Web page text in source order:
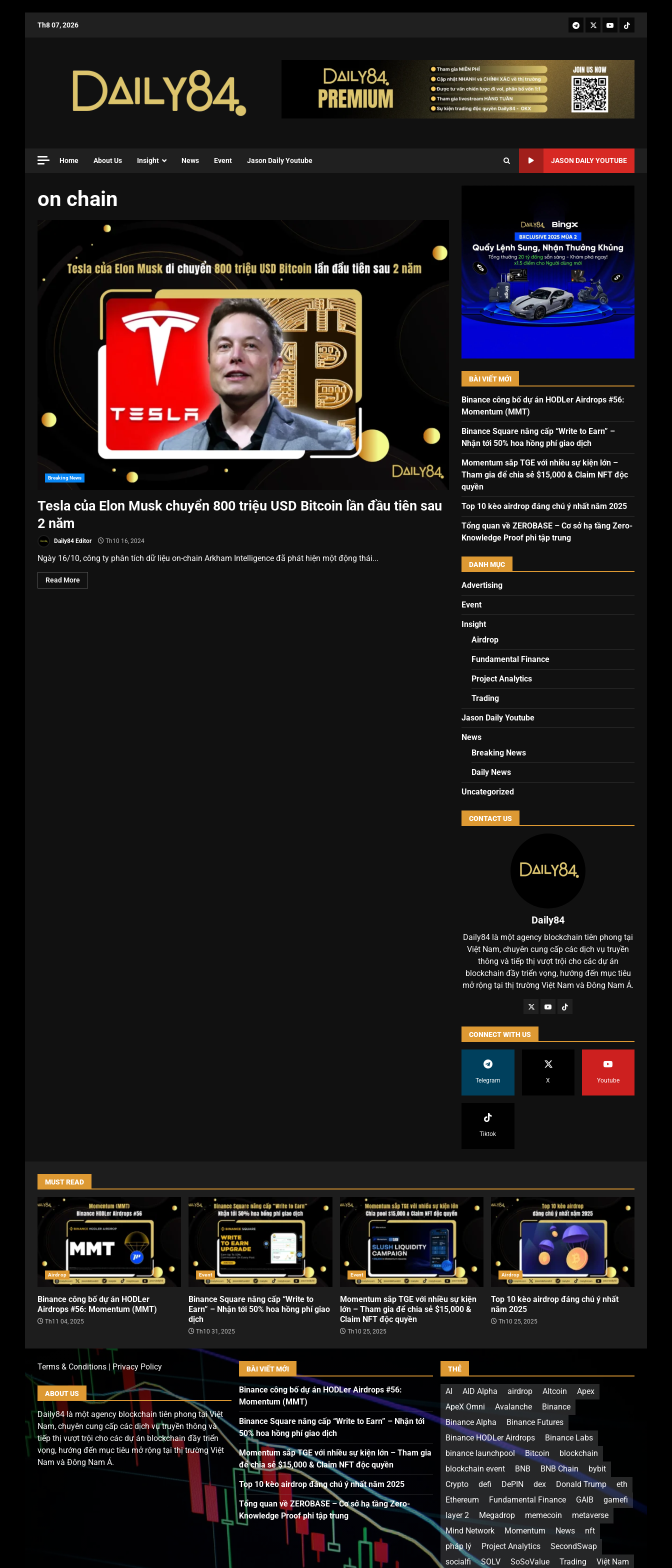
Th8 07, 2026
Home About Us Insight News Event Jason Daily Youtube JASON DAILY YOUTUBE
on chain
Breaking News
Tesla của Elon Musk chuyển 800 triệu USD Bitcoin lần đầu tiên sau
2 năm
Daily84 Editor Th10 16, 2024
Ngày 16/10, công ty phân tích dữ liệu on-chain Arkham Intelligence đã phát hiện một động thái...
Read More
BÀI VIẾT MỚI
Binance công bố dự án HODLer Airdrops #56:
Momentum (MMT)
Binance Square nâng cấp “Write to Earn” –
Nhận tới 50% hoa hồng phí giao dịch
Momentum sắp TGE với nhiều sự kiện lớn –
Tham gia để chia sẻ $15,000 & Claim NFT độc
quyền
Top 10 kèo airdrop đáng chú ý nhất năm 2025
Tổng quan về ZEROBASE – Cơ sở hạ tầng Zero-
Knowledge Proof phi tập trung
DANH MỤC
Advertising
Event
Insight
Airdrop
Fundamental Finance
Project Analytics
Trading
Jason Daily Youtube
News
Breaking News
Daily News
Uncategorized
CONTACT US
Daily84
Daily84 là một agency blockchain tiên phong tại
Việt Nam, chuyên cung cấp các dịch vụ truyền
thông và tiếp thị vượt trội cho các dự án
blockchain đầy triển vọng, hướng đến mục tiêu
mở rộng tại thị trường Việt Nam và Đông Nam Á.
CONNECT WITH US
Telegram X Youtube
Tiktok
MUST READ
Airdrop
Binance công bố dự án HODLer
Airdrops #56: Momentum (MMT)
Th11 04, 2025
Event
Binance Square nâng cấp “Write to
Earn” – Nhận tới 50% hoa hồng phí giao
dịch
Th10 31, 2025
Event
Momentum sắp TGE với nhiều sự kiện
lớn – Tham gia để chia sẻ $15,000 &
Claim NFT độc quyền
Th10 25, 2025
Airdrop
Top 10 kèo airdrop đáng chú ý nhất
năm 2025
Th10 25, 2025
Terms & Conditions | Privacy Policy
ABOUT US
Daily84 là một agency blockchain tiên phong tại Việt
Nam, chuyên cung cấp các dịch vụ truyền thông và
tiếp thị vượt trội cho các dự án blockchain đầy triển
vọng, hướng đến mục tiêu mở rộng tại thị trường Việt
Nam và Đông Nam Á.
BÀI VIẾT MỚI
Binance công bố dự án HODLer Airdrops #56:
Momentum (MMT)
Binance Square nâng cấp “Write to Earn” – Nhận tới
50% hoa hồng phí giao dịch
Momentum sắp TGE với nhiều sự kiện lớn – Tham gia
để chia sẻ $15,000 & Claim NFT độc quyền
Top 10 kèo airdrop đáng chú ý nhất năm 2025
Tổng quan về ZEROBASE – Cơ sở hạ tầng Zero-
Knowledge Proof phi tập trung
THẺ
AI AID Alpha airdrop Altcoin
Apex
ApeX Omni
Avalanche
Binance
Binance Alpha
Binance Futures
Binance HODLer Airdrops
Binance Labs
binance launchpool
Bitcoin
blockchain
blockchain event
BNB BNB Chain
bybit
Crypto
defi DePIN dex Donald Trump
eth
Ethereum
Fundamental Finance GAIB
gamefi
layer 2
Megadrop memecoin
metaverse
Mind Network
Momentum News
nft
pháp lý
Project Analytics
SecondSwap
socialfi
SOLV SoSoValue Trading Việt Nam